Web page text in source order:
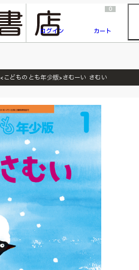
『ONE PIECE magazine 021 ONE PIECEカード付き同梱版』発売延期のご案内
ログイン
0
カート
<こどものとも年少版>さむーい さむい